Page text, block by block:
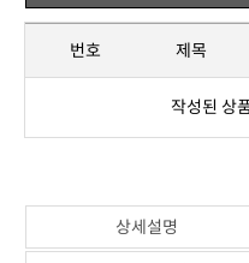
번호 제목
작성된 상
상세설명